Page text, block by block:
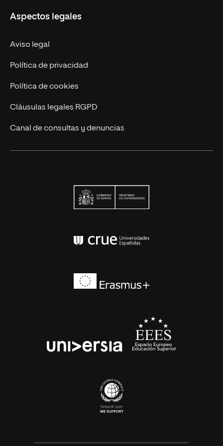
Trabaja en UNIR
Actualidad
Contáctanos
Aspectos legales
Aviso legal
Política de privacidad
Política de cookies
Cláusulas legales RGPD
Canal de consultas y denuncias